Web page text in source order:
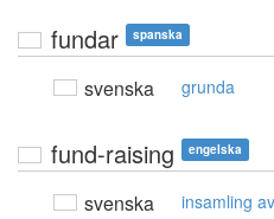
fundar spanska
svenska grunda
fund-raising engelska
svenska insamling